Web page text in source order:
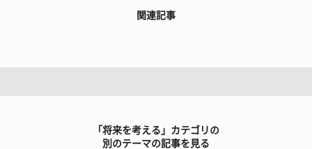
関連記事
「将来を考える」カテゴリの
別のテーマの記事を見る